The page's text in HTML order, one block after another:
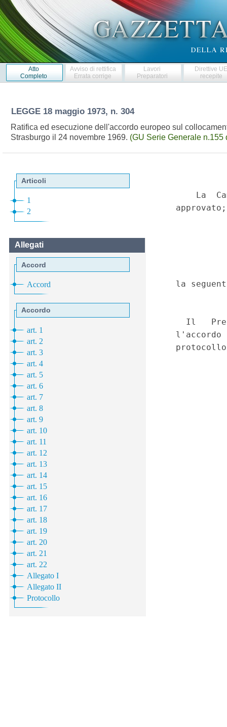
Atto
Completo
Avviso di rettifica
Errata corrige
Lavori
Preparatori
Direttive
recepite
LEGGE 18 maggio 1973, n. 304
Ratifica ed esecuzione dell'accordo europeo sul
Strasburgo il 24 novembre 1969. (GU Serie Generale n.155